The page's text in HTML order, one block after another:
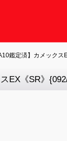
鑑定済】カメック
EX《SR》